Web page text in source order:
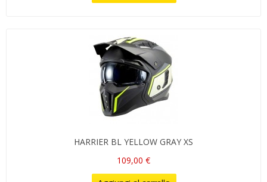
HARRIER BL YELLOW GRAY XS
109,00 €